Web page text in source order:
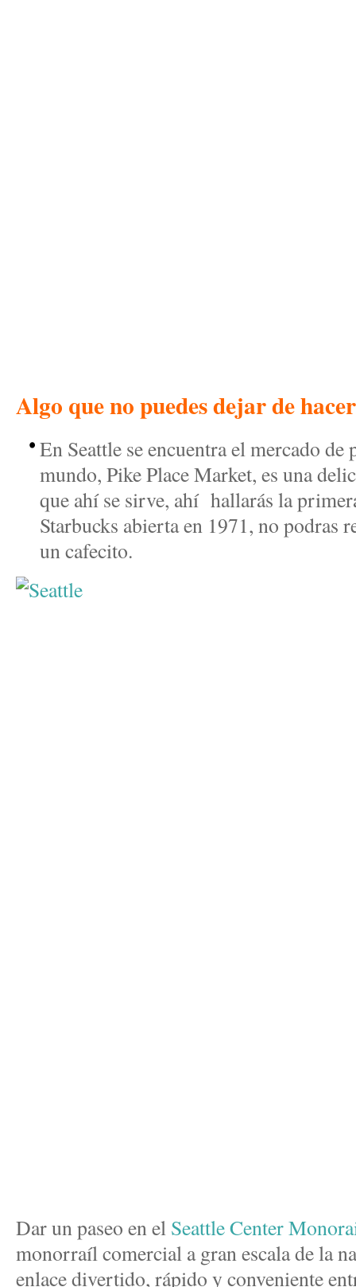
Algo que no puedes dejar de
En Seattle se encuentra el mercado de
mundo, Pike Place Market, es una
que ahí se sirve, ahí hallarás la
Starbucks abierta en 1971, no podras
un cafecito.
Dar un paseo en el Seattle Center
monorraíl comercial a gran escala de la
enlace divertido, rápido y conveniente